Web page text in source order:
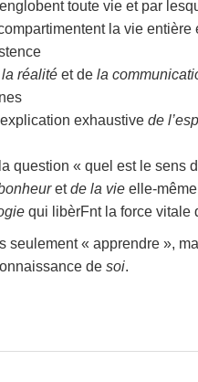
toute vie et par
la vie
réalité et de la
exhaustive de
question « quel est le sens
etde la vie elle-même
qui libèrFnt la force vitale
seulement « apprendre »,
de soi.